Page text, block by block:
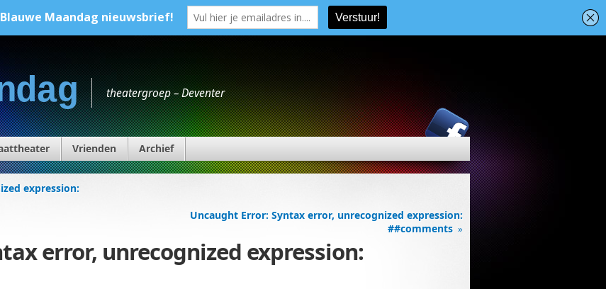
theatergroep – Deventer
Vrienden Archief
expression:
Uncaught Error: Syntax error, unrecognized expression:
##comments »
error, unrecognized expression: